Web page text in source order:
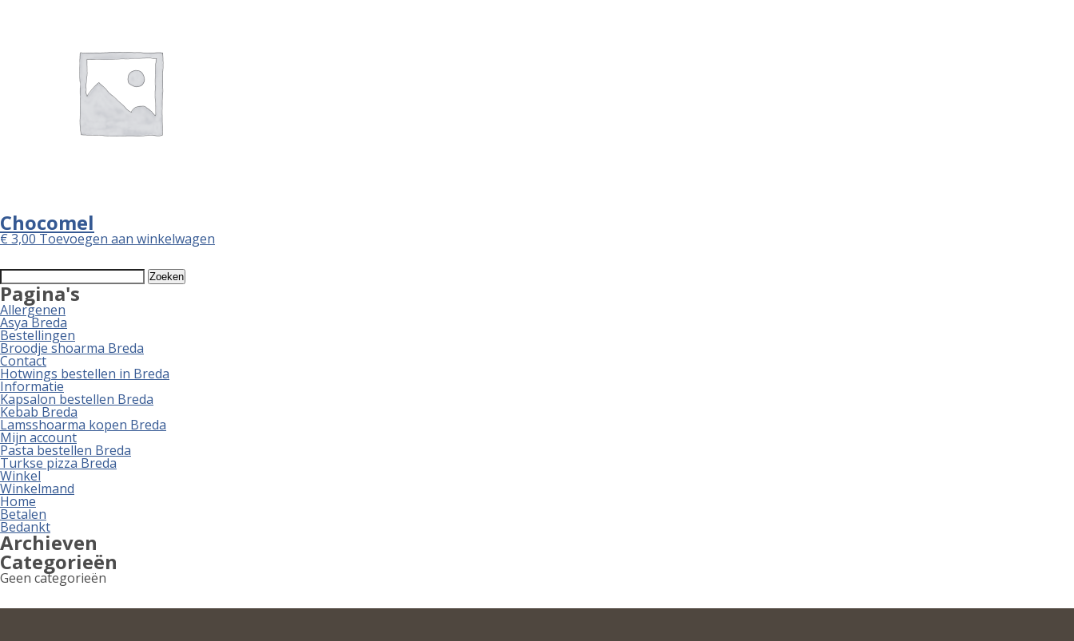
Chocomel
€3,00Toevoegen aan winkelwagen
Zoeken
naar:
Pagina's
Allergenen
Asya Breda
Bestellingen
Broodje shoarma Breda
Contact
Hotwings bestellen in Breda
Informatie
Kapsalon bestellen Breda
Kebab Breda
Lamsshoarma kopen Breda
Mijn account
Pasta bestellen Breda
Turkse pizza Breda
Winkel
Winkelmand
Home
Betalen
Bedankt
Archieven
Categorieën
Geen categorieën